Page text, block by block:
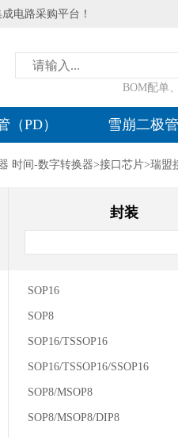
电路采购平台！
BOM配单
（PD） 雪崩二极
时间-数字转换器>接口芯片>瑞盟
封装
SOP16
SOP8
SOP16/TSSOP16
SOP16/TSSOP16/SSOP16
SOP8/MSOP8
SOP8/MSOP8/DIP8